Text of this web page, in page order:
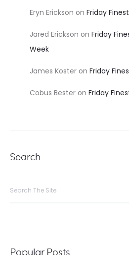
Eryn Erickson on Friday
Jared Erickson on Friday
Week
James Koster on Friday
Cobus Bester on Friday
Search
Popular Posts